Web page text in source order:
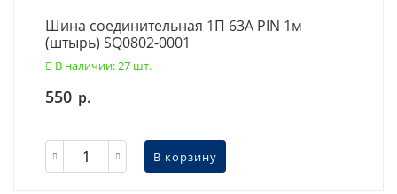
Шина соединительная 1П 63А PIN 1м
(штырь) SQ0802-0001
В наличии: 27 шт.
550 р.
В корзину